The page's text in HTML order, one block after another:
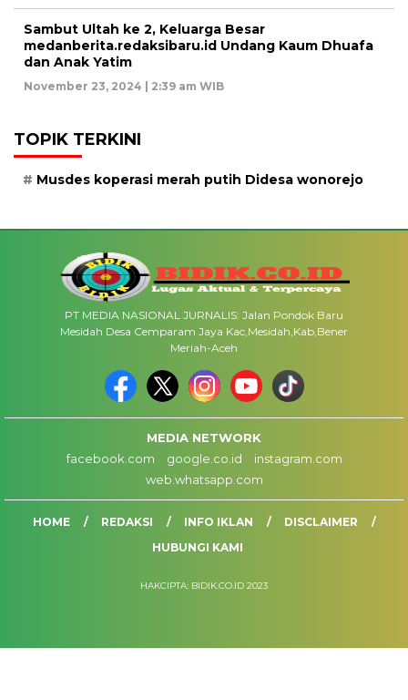
Sambut Ultah ke 2, Keluarga Besar
medanberita.redaksibaru.id Undang Kaum Dhuafa
dan Anak Yatim
November 23, 2024 | 2:39 am WIB
TOPIK TERKINI
Musdes koperasi merah putih Didesa wonorejo
PT MEDIA NASIONAL JURNALIS: Jalan Pondok Baru
Mesidah Desa Cemparam Jaya Kac,Mesidah,Kab,Bener
Meriah-Aceh
MEDIA NETWORK
facebook.com
google.co.id
instagram.com
web.whatsapp.com
HOME REDAKSI INFO IKLAN
DISCLAIMER
HUBUNGI KAMI
HAKCIPTA: BIDIK.CO.ID 2023